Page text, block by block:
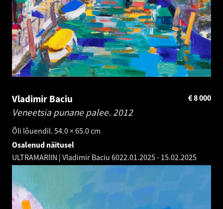
Vladimir Baciu
Veneetsia punane palee. 2012
Õli lõuendil. 54.0 × 65.0 cm
8 000
€
Osalenud näitusel
ULTRAMARIIN | Vladimir Baciu 6022.01.2025- 15.02.2025